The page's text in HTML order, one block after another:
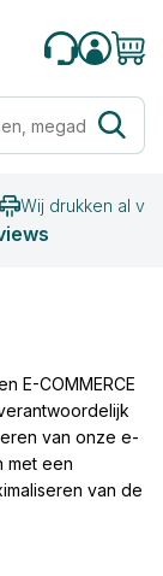
Wij drukken al
E-COMMERCE
van onze e-
met een
van de